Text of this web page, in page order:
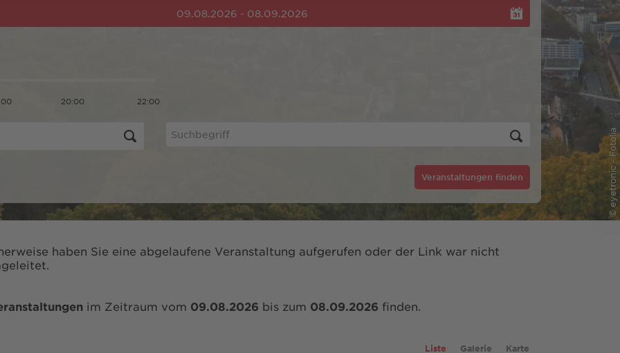
© eyetronic - Fotolia
09.08.2026 - 08.09.2026
20:00 22:00
Veranstaltungen finden
haben Sie eine abgelaufene Veranstaltung aufgerufen oder der Link war nicht
im Zeitraum vom 09.08.2026 bis zum 08.09.2026 finden.
Liste Galerie Karte